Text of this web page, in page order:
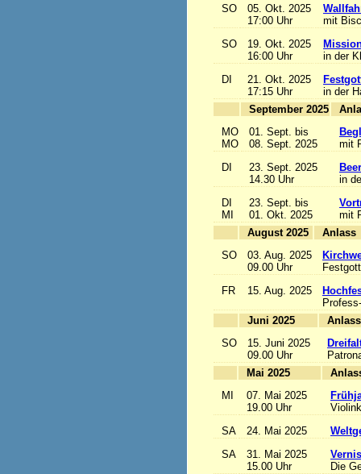
SO
05. Okt. 2025
17:00 Uhr
mit
SO
19. Okt. 2025
16:00 Uhr
in der
DI
21. Okt. 2025
17:15 Uhr
in der
September 2025
MO
MO
01. Sept. bis
08. Sept. 2025
mit
DI
23. Sept. 2025
14.30 Uhr
in
DI
MI
23. Sept. bis
01. Okt. 2025
mit
August 2025
SO
03. Aug. 2025
09.00 Uhr
FR
15. Aug. 2025
Juni 2025
SO
15. Juni 2025
09.00 Uhr
Mai 2025
MI
07. Mai 2025
19.00 Uhr
SA
24. Mai 2025
SA
31. Mai 2025
15.00 Uhr
Die